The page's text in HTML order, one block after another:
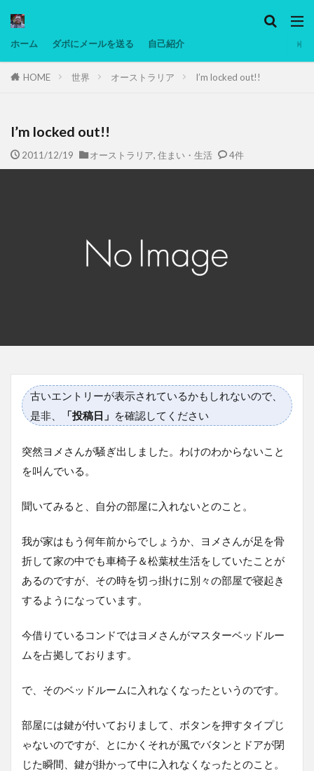
ホーム ダボにメールを送る 自己紹介
HOME 世界 オーストラリア I’m locked out!!
I’m locked out!!
2011/12/19 オーストラリア, 住まい・生活 4件
古いエントリーが表示されているかもしれないので、
是非、
「投稿日」 を確認してください
突然ヨメさんが騒ぎ出しました。わけのわからないこと
を叫んでいる。
聞いてみると、自分の部屋に入れないとのこと。
我が家はもう何年前からでしょうか、ヨメさんが足を骨
折して家の中でも車椅子＆松葉杖生活をしていたことが
あるのですが、その時を切っ掛けに別々の部屋で寝起き
するようになっています。
今借りているコンドではヨメさんがマスターベッドルー
ムを占拠しております。
で、そのベッドルームに入れなくなったというのです。
部屋には鍵が付いておりまして、ボタンを押すタイプじ
ゃないのですが、とにかくそれが風でバタンとドアが閉
じた瞬間、鍵が掛かって中に入れなくなったとのこと。
タグ
ヨーグルト